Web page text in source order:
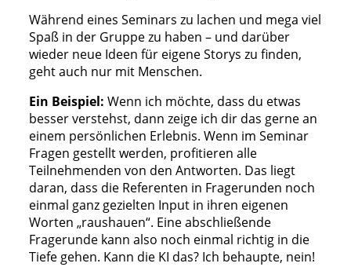
Während eines Seminars zu lachen und mega viel
Spaß in der Gruppe zu haben – und darüber
wieder neue Ideen für eigene Storys zu finden,
geht auch nur mit Menschen.
Ein Beispiel: Wenn ich möchte, dass du etwas
besser verstehst, dann zeige ich dir das gerne an
einem persönlichen Erlebnis. Wenn im Seminar
Fragen gestellt werden, profitieren alle
Teilnehmenden von den Antworten. Das liegt
daran, dass die Referenten in Fragerunden noch
einmal ganz gezielten Input in ihren eigenen
Worten „raushauen“. Eine abschließende
Fragerunde kann also noch einmal richtig in die
Tiefe gehen. Kann die KI das? Ich behaupte, nein!